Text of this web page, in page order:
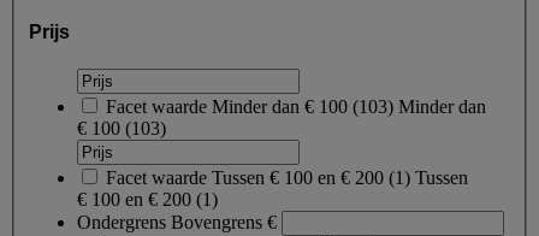
Prijs
Facet waarde Minder dan € 100 (103) Minder dan
€ 100 (103)
Facet waarde Tussen € 100 en € 200 (1) Tussen
€ 100 en € 200 (1)
Ondergrens Bovengrens €